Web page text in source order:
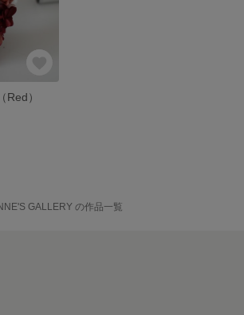
Red）
GALLERY の作品一覧